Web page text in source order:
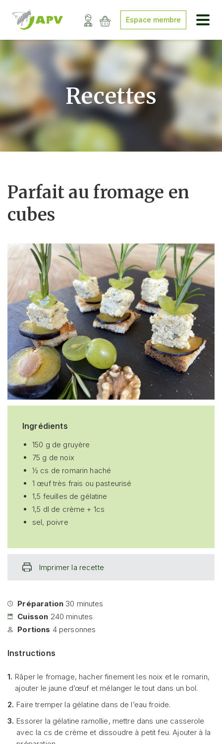
Espace membre
Recettes
Parfait au fromage en
cubes
Préparation30 minutes
Cuisson 240 minutes
Portions 4 personnes
Instructions
1. Râper le fromage, hacher finement les noix et le romarin,
ajouter le jaune d’œuf et mélanger le tout dans un bol.
2. Faire tremper la gélatine dans de l’eau froide.
3. Essorer la gélatine ramollie, mettre dans une casserole
avec la cs de crème et dissoudre à petit feu. Ajouter à la
Ingrédients
150 g de gruyère
75 g de noix
½ cs de romarin haché
1 œuf très frais ou pasteurisé
1,5 feuilles de gélatine
1,5 dl de crème + 1cs
sel, poivre
Imprimer la recette